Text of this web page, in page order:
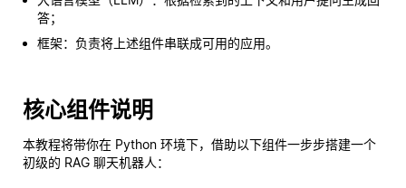
答；
框架：负责将上述组件串联成可用的应用。
核心组件说明
本教程将带你在 Python 环境下，借助以下组件一步步搭建一个
初级的 RAG 聊天机器人：